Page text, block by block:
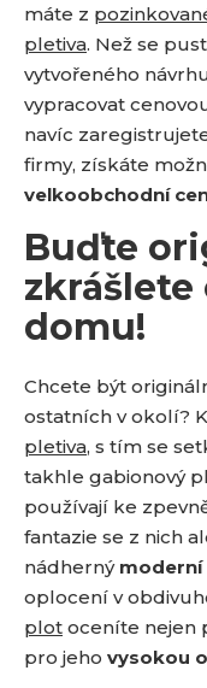
máte z
pletiva. Než se
vytvořeného
vypracovat
navíc
firmy, získáte
velkoobchodní
Buďte
zkrášlete
domu!
Chcete být
ostatních v okolí?
pletiva, s tím se
takhle gabionový
používají ke
fantazie se z nich
nádherný
oplocení v
plot oceníte nejen
pro jeho vysokou